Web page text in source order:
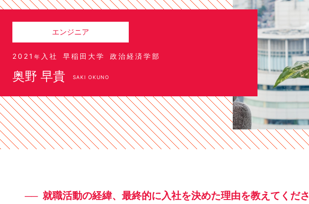
エンジニア
2021 年 入社 早稲田大学 政治経済学部
奥野 早貴 SAKI OKUNO
就職活動の経緯、最終的に入社を決めた理由を教えてくださ